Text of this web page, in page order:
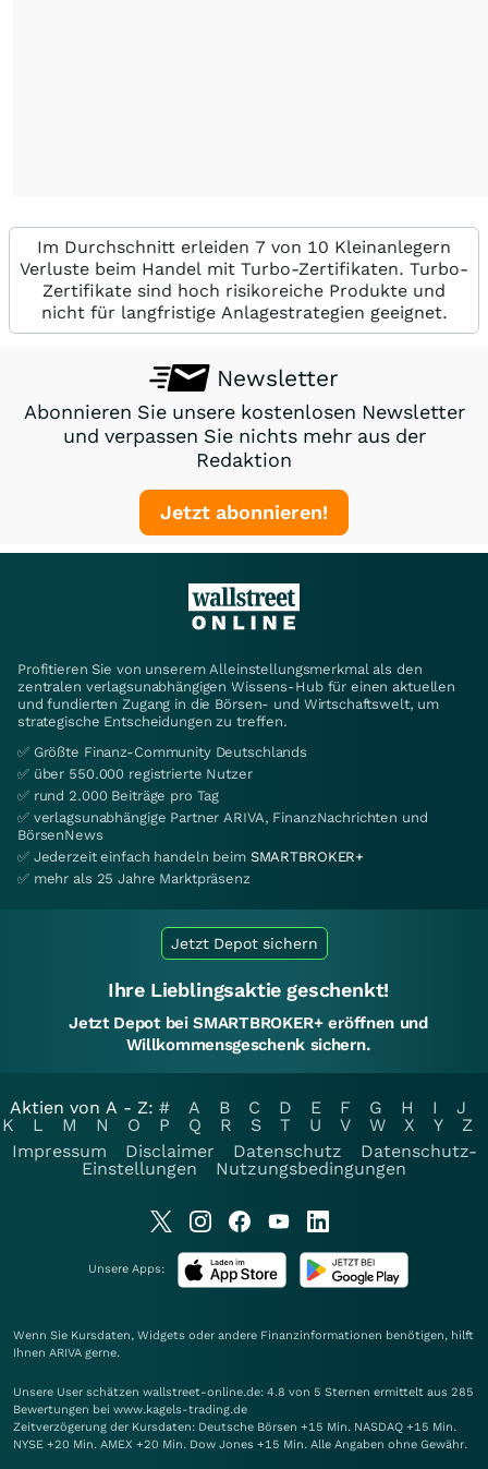
Im Durchschnitt erleiden 7 von 10 Kleinanlegern
Verluste beim Handel mit Turbo-Zertifikaten. Turbo-
Zertifikate sind hoch risikoreiche Produkte und
nicht für langfristige Anlagestrategien geeignet.
Newsletter
Abonnieren Sie unsere kostenlosen Newsletter
und verpassen Sie nichts mehr aus der
Redaktion
Jetzt abonnieren!
Profitieren Sie von unserem Alleinstellungsmerkmal als den
zentralen verlagsunabhängigen Wissens-Hub für einen aktuellen
und fundierten Zugang in die Börsen- und Wirtschaftswelt, um
strategische Entscheidungen zu treffen.
✅ Größte Finanz-Community Deutschlands
✅ über 550.000 registrierte Nutzer
✅ rund 2.000 Beiträge pro Tag
✅ verlagsunabhängige Partner ARIVA, FinanzNachrichten und
BörsenNews
✅ Jederzeit einfach handeln beim SMARTBROKER+
✅ mehr als 25 Jahre Marktpräsenz
Jetzt Depot sichern
Ihre Lieblingsaktie geschenkt!
Jetzt Depot bei SMARTBROKER+ eröffnen und
Willkommensgeschenk sichern.
Aktien von A - Z: # A B C D E F G H I
J
K
L M N O P Q R S T U V W X Y
Z
Impressum
Disclaimer Datenschutz
Datenschutz-
Einstellungen
Nutzungsbedingungen
Unsere Apps:
Wenn Sie Kursdaten, Widgets oder andere Finanzinformationen benötigen, hilft
Ihnen ARIVA gerne.
Unsere User schätzen wallstreet-online.de: 4.8 von 5 Sternen ermittelt aus 285
Bewertungen bei www.kagels-trading.de
Zeitverzögerung der Kursdaten: Deutsche Börsen +15 Min. NASDAQ +15 Min.
NYSE +20 Min. AMEX +20 Min. Dow Jones +15 Min. Alle Angaben ohne Gewähr.